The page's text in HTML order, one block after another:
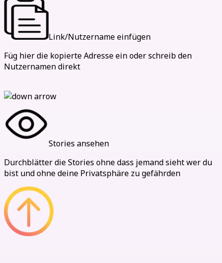
Link/Nutzername einfügen
Füg hier die kopierte Adresse ein oder schreib den
Nutzernamen direkt
Stories ansehen
Durchblätter die Stories ohne dass jemand sieht wer du
bist und ohne deine Privatsphäre zu gefährden